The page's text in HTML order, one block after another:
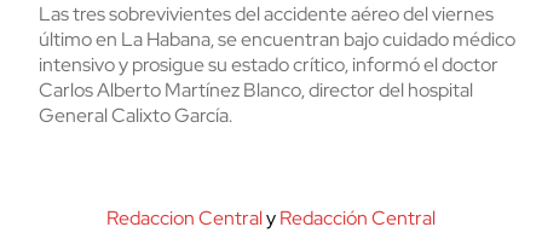
Las tres sobrevivientes del accidente aéreo del viernes
último en La Habana, se encuentran bajo cuidado médico
intensivo y prosigue su estado crítico, informó el doctor
Carlos Alberto Martínez Blanco, director del hospital
General Calixto García.
Redaccion CentralyRedacción Central